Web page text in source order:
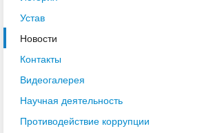
Устав
Новости
Контакты
Видеогалерея
Научная деятельность
Противодействие коррупции